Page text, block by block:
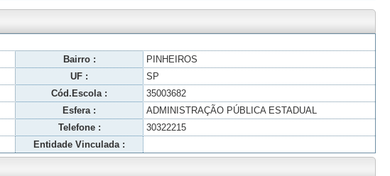
Bairro :
PINHEIROS
UF :
SP
Cód.Escola :
35003682
Esfera :
ADMINISTRAÇÃO PÚBLICA ESTADUAL
Telefone :
30322215
Entidade Vinculada :